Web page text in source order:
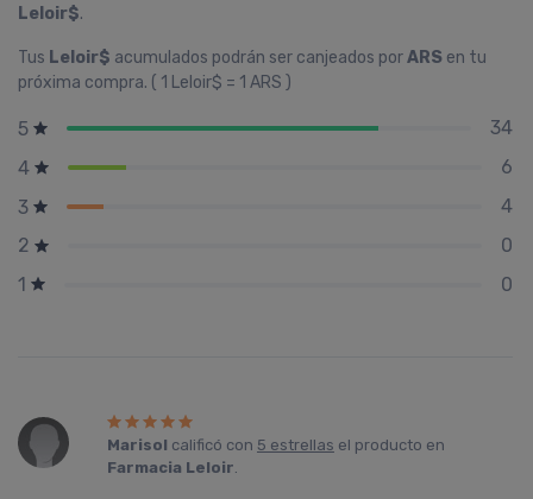
Leloir$.
Tus Leloir$ acumulados podrán ser canjeados porARS en tu
próxima compra. ( 1 Leloir$ = 1 ARS )
5
34
4
6
3
4
2
0
1
0
Marisol calificó con 5 estrellas el producto en
Farmacia Leloir.